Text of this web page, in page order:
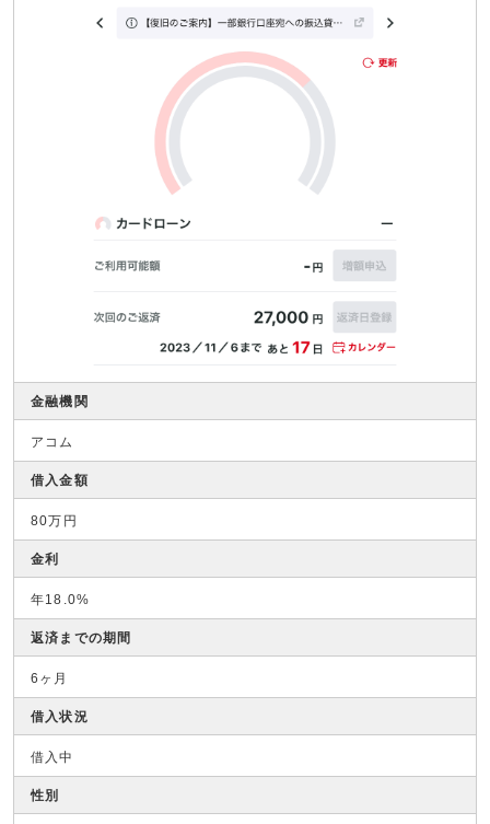
金融機関
アコム
借入金額
80万円
金利
年18.0%
返済までの期間
6ヶ月
借入状況
借入中
性別